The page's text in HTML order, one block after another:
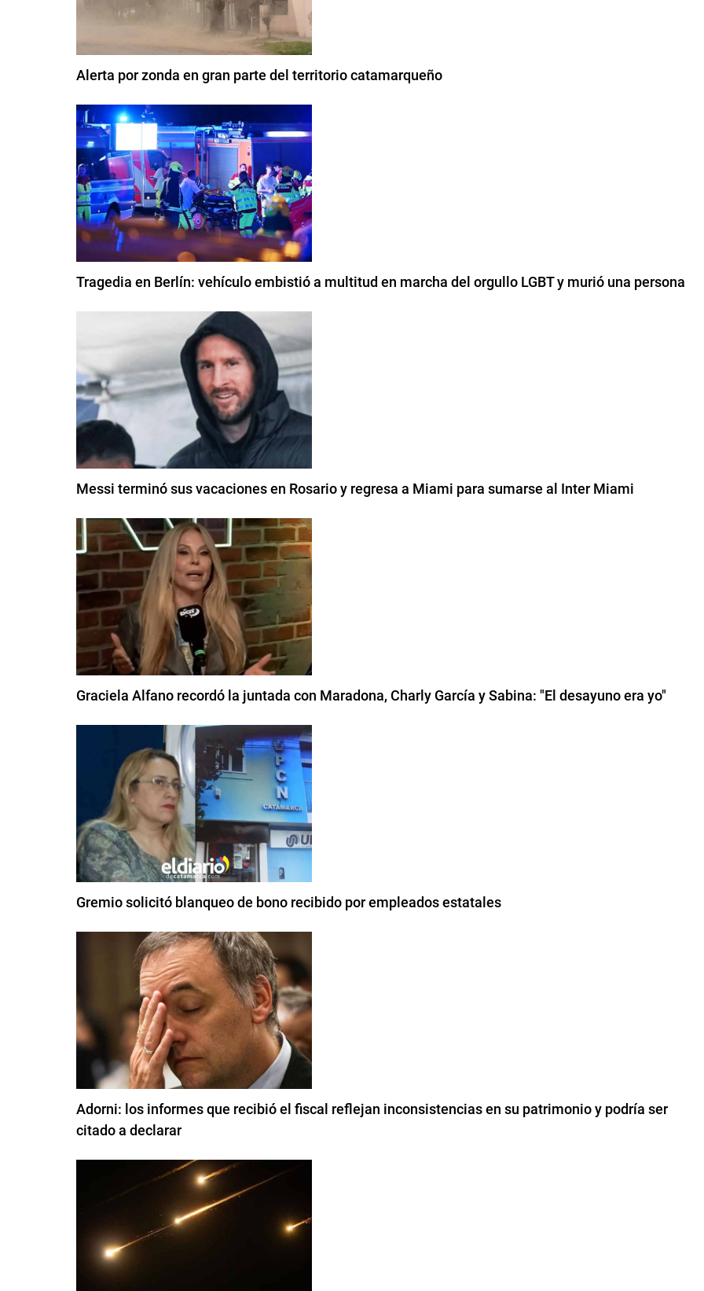
Alerta por zonda en gran parte del territorio catamarqueño
Tragedia en Berlín: vehículo embistió a multitud en marcha del orgullo LGBT y murió una persona
Messi terminó sus vacaciones en Rosario y regresa a Miami para sumarse al Inter Miami
Graciela Alfano recordó la juntada con Maradona, Charly García y Sabina: "El desayuno era yo"
Gremio solicitó blanqueo de bono recibido por empleados estatales
Adorni: los informes que recibió el fiscal reflejan inconsistencias en su patrimonio y podría ser
citado a declarar